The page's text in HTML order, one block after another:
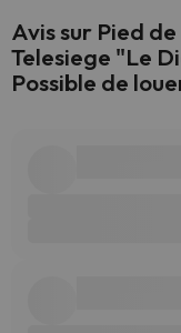
Avis sur Pied
Telesiege "Le
Possible de